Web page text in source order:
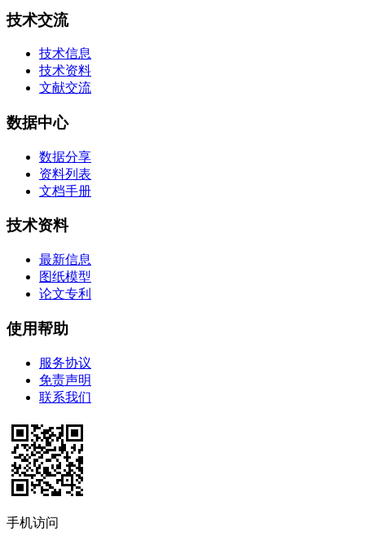
技术交流
技术信息
技术资料
文献交流
数据中心
数据分享
资料列表
文档手册
技术资料
最新信息
图纸模型
论文专利
使用帮助
服务协议
免责声明
联系我们
手机访问